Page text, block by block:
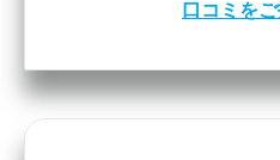
口コミを